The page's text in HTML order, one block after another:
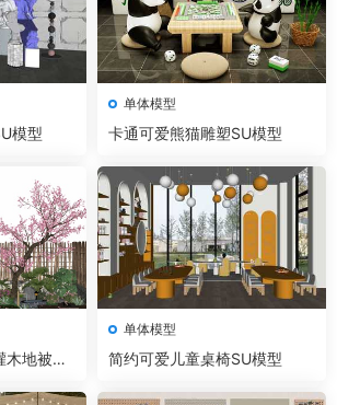
模型
单体模型
卡通可爱熊猫雕塑SU模型
木地被石
单体模型
简约可爱儿童桌椅SU模型